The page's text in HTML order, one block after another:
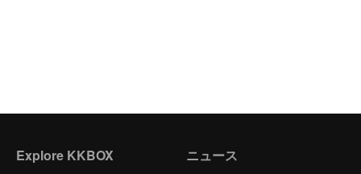
Explore KKBOX ニュース